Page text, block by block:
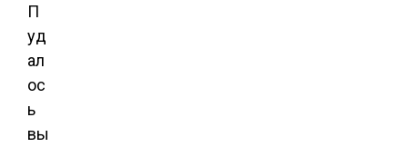
П
уд
ал
ос
ь
вы